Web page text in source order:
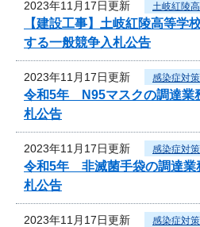
2023年11月17日更新 土岐紅陵
【建設工事】土岐紅陵高等学
する一般競争入札公告
2023年11月17日更新 感染症対
令和5年 N95マスクの調達業
札公告
2023年11月17日更新 感染症対
令和5年 非滅菌手袋の調達業
札公告
2023年11月17日更新 感染症対